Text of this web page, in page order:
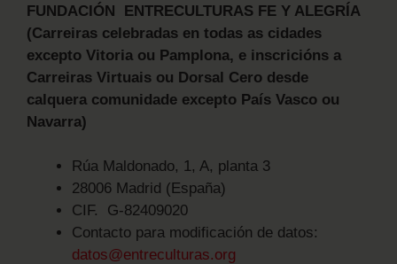
FUNDACIÓN ENTRECULTURAS FE Y ALEGRÍA
(Carreiras celebradas en todas as cidades
excepto Vitoria ou Pamplona, e inscricións a
Carreiras Virtuais ou Dorsal Cero desde
calquera comunidade excepto País Vasco ou
Navarra)
Rúa Maldonado, 1, A, planta 3
28006 Madrid (España)
CIF. G-82409020
Contacto para modificación de datos:
datos@entreculturas.org